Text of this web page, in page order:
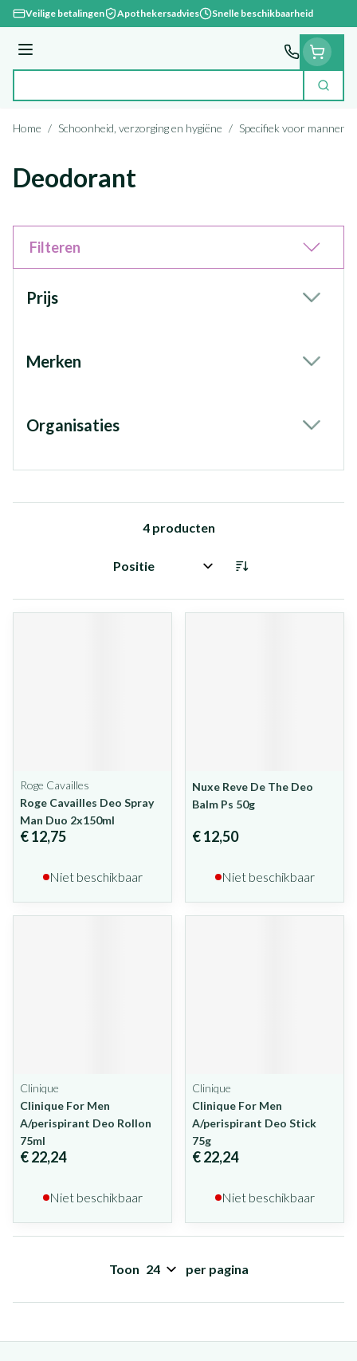
Ga naar de inhoud
Veilige betalingen Apothekersadvies Snelle beschikbaarheid
Menu
Zoek
Home / Schoonheid, verzorging en hygiëne / Specifiek voor mannen
Deodorant
Filteren
Prijs
Merken
Organisaties
4producten
Sorteer op:
Roge Cavailles
Roge Cavailles Deo Spray
Man Duo 2x150ml
€ 12,75
Niet beschikbaar
Nuxe Reve De The Deo
Balm Ps 50g
€ 12,50
Niet beschikbaar
Clinique
Clinique For Men
A/perispirant Deo Rollon
75ml
€ 22,24
Niet beschikbaar
Clinique
Clinique For Men
A/perispirant Deo Stick
75g
€ 22,24
Niet beschikbaar
Toon per pagina